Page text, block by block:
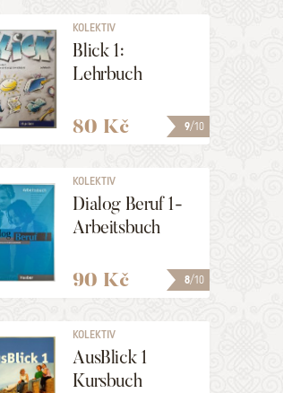
9/10
KOLEKTIV
Blick 1:
Lehrbuch
80 Kč
8/10
KOLEKTIV
Dialog Beruf 1-
Arbeitsbuch
90 Kč
KOLEKTIV
AusBlick 1
Kursbuch